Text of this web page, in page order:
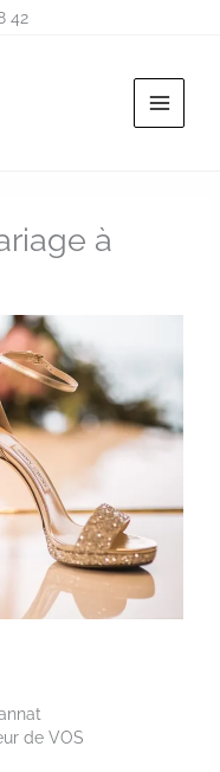
42
à
de VOS